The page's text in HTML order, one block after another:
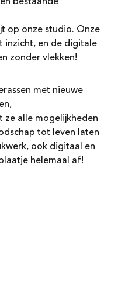
op onze studio. Onze
inzicht, en de digitale
zonder vlekken!
met nieuwe
ze alle mogelijkheden
tot leven laten
ook digitaal en
helemaal af!